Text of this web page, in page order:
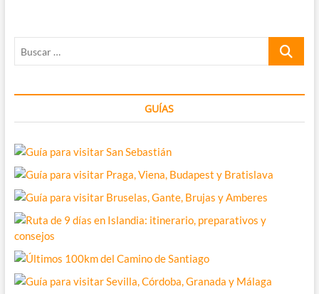
Buscar
GUÍAS